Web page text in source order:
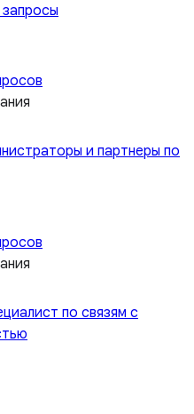
и партнеры по
по связям с